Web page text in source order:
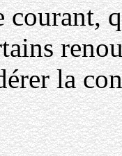
courant,
la